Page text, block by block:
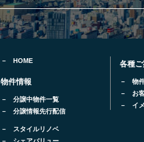
HOME
物件情報
分譲中物件一覧
分譲情報先行配信
スタイルリノベ
各種
物
お
イ